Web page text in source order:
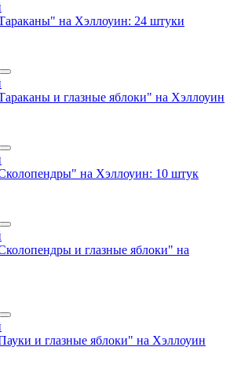
на Хэллоуин: 24 штуки
и глазные яблоки" на Хэллоуин
на Хэллоуин: 10 штук
и глазные яблоки" на
и глазные яблоки" на Хэллоуин